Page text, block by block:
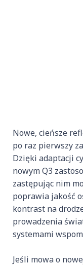
Nowe, cieńsze
po raz pierwszy
Dzięki adaptacji
nowym Q3
zastępując nim
poprawia jakość
kontrast na
prowadzenia
systemami
Jeśli mowa o